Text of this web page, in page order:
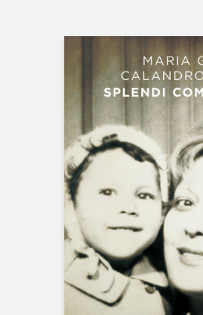
NEWS